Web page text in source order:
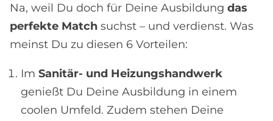
Na, weil Du doch für Deine Ausbildung das
perfekte Match suchst – und verdienst. Was
meinst Du zu diesen 6 Vorteilen:
Im Sanitär- und Heizungshandwerk
genießt Du Deine Ausbildung in einem
coolen Umfeld. Zudem stehen Deine